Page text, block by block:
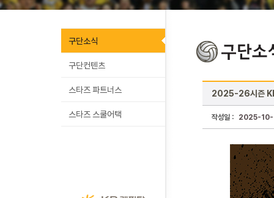
구단소식
구단컨텐츠
스타즈 파트너스
스타즈 스쿨어택
2025-26시즌 KB
작성일 : 2025-